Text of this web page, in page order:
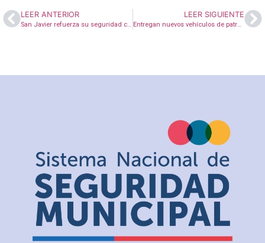
LEER ANTERIOR
San Javier refuerza su seguridad comunal con la inauguración de nuevos vehículos de patrullaje preventivo
LEER SIGUIENTE
Entregan nuevos vehículos de patrullaje preventivo en Coquimbo tras inversión cercana a los $168 millones de pesos